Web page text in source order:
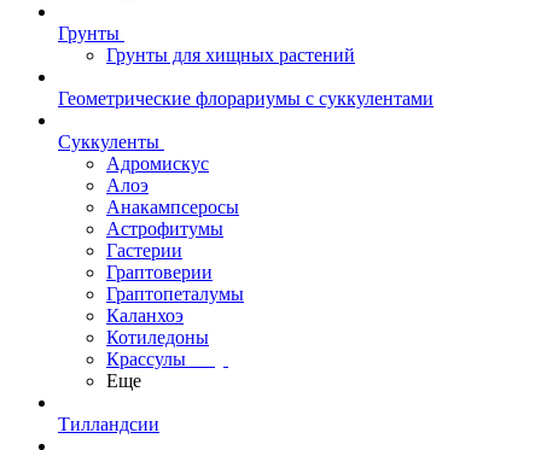
Грунты
Грунты для хищных растений
Геометрические флорариумы с суккулентами
Суккуленты
Адромискус
Алоэ
Анакампсеросы
Астрофитумы
Гастерии
Граптоверии
Граптопеталумы
Каланхоэ
Котиледоны
Крассулы
Еще
Тилландсии